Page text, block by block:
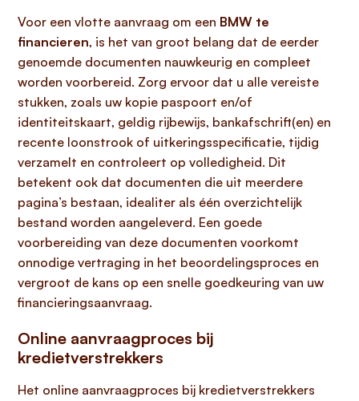
Voor een vlotte aanvraag om een BMW te
financieren, is het van groot belang dat de eerder
genoemde documenten nauwkeurig en compleet
worden voorbereid. Zorg ervoor dat u alle vereiste
stukken, zoals uw kopie paspoort en/of
identiteitskaart, geldig rijbewijs, bankafschrift(en) en
recente loonstrook of uitkeringsspecificatie, tijdig
verzamelt en controleert op volledigheid. Dit
betekent ook dat documenten die uit meerdere
pagina’s bestaan, idealiter als één overzichtelijk
bestand worden aangeleverd. Een goede
voorbereiding van deze documenten voorkomt
onnodige vertraging in het beoordelingsproces en
vergroot de kans op een snelle goedkeuring van uw
financieringsaanvraag.
Online aanvraagproces bij
kredietverstrekkers
Het online aanvraagproces bij kredietverstrekkers